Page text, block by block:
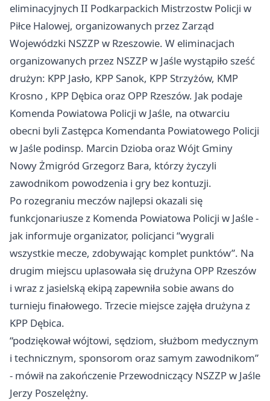
eliminacyjnych II Podkarpackich Mistrzostw Policji w
Piłce Halowej, organizowanych przez Zarząd
Wojewódzki NSZZP w Rzeszowie. W eliminacjach
organizowanych przez NSZZP w Jaśle wystąpiło sześć
drużyn: KPP Jasło, KPP Sanok, KPP Strzyżów, KMP
Krosno , KPP Dębica oraz OPP Rzeszów. Jak podaje
Komenda Powiatowa Policji w Jaśle, na otwarciu
obecni byli Zastępca Komendanta Powiatowego Policji
w Jaśle podinsp. Marcin Dzioba oraz Wójt Gminy
Nowy Żmigród Grzegorz Bara, którzy życzyli
zawodnikom powodzenia i gry bez kontuzji.
Po rozegraniu meczów najlepsi okazali się
funkcjonariusze z Komenda Powiatowa Policji w Jaśle -
jak informuje organizator, policjanci “wygrali
wszystkie mecze, zdobywając komplet punktów”. Na
drugim miejscu uplasowała się drużyna OPP Rzeszów
i wraz z jasielską ekipą zapewniła sobie awans do
turnieju finałowego. Trzecie miejsce zajęła drużyna z
KPP Dębica.
“podziękował wójtowi, sędziom, służbom medycznym
i technicznym, sponsorom oraz samym zawodnikom”
- mówił na zakończenie Przewodniczący NSZZP w Jaśle
Jerzy Poszelężny.